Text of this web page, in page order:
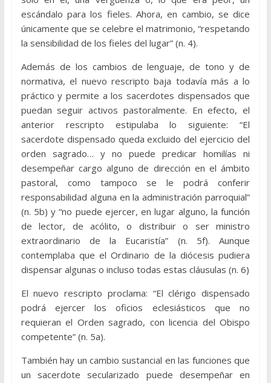
escándalo para los fieles. Ahora, en cambio, se dice
únicamente que se celebre el matrimonio, “respetando
la sensibilidad de los fieles del lugar” (n. 4).
Además de los cambios de lenguaje, de tono y de
normativa, el nuevo rescripto baja todavía más a lo
práctico y permite a los sacerdotes dispensados que
puedan seguir activos pastoralmente. En efecto, el
anterior rescripto estipulaba lo siguiente: “El
sacerdote dispensado queda excluido del ejercicio del
orden sagrado… y no puede predicar homilías ni
desempeñar cargo alguno de dirección en el ámbito
pastoral, como tampoco se le podrá conferir
responsabilidad alguna en la administración parroquial”
(n. 5b) y “no puede ejercer, en lugar alguno, la función
de lector, de acólito, o distribuir o ser ministro
extraordinario de la Eucaristía” (n. 5f). Aunque
contemplaba que el Ordinario de la diócesis pudiera
dispensar algunas o incluso todas estas cláusulas (n. 6)
El nuevo rescripto proclama: “El clérigo dispensado
podrá ejercer los oficios eclesiásticos que no
requieran el Orden sagrado, con licencia del Obispo
competente” (n. 5a).
También hay un cambio sustancial en las funciones que
un sacerdote secularizado puede desempeñar en